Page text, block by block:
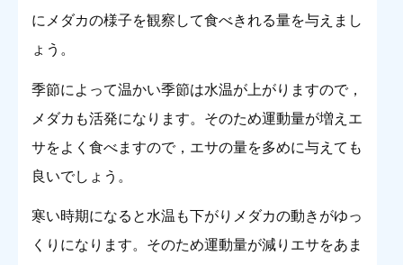
にメダカの様子を観察して食べきれる量を与えまし
ょう。
季節によって温かい季節は水温が上がりますので，
メダカも活発になります。そのため運動量が増えエ
サをよく食べますので，エサの量を多めに与えても
良いでしょう。
寒い時期になると水温も下がりメダカの動きがゆっ
くりになります。そのため運動量が減りエサをあま